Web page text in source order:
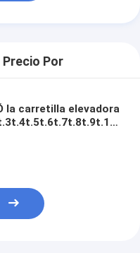
Precio Por
la carretilla elevadora